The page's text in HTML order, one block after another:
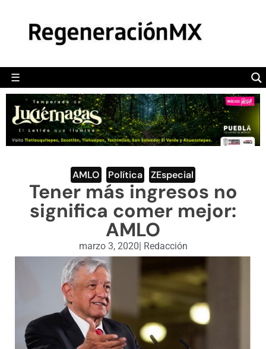
☰
POLÍTICA
CAMALEÓN
OPINIÓN
DEPORTES
ENGLISH SECTION
VIDEOS
AMLO Política ZEspecial
Tener más ingresos no
significa comer mejor:
AMLO
marzo 3, 2020| Redacción